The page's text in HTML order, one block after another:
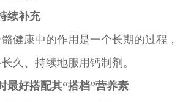
补充
康中的作用是一个长期的过程，
久、持续地服用钙制剂。
最好搭配其“搭档”营养素